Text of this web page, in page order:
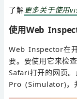
了解更多关于使用
使用Web
Web Inspector在
要。要使用它来检
Safari打开的网页
Pro (Simulator)，